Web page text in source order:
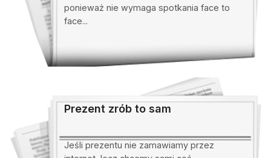
ponieważ nie wymaga spotkania face to
face...
Prezent zrób to sam
Jeśli prezentu nie zamawiamy przez